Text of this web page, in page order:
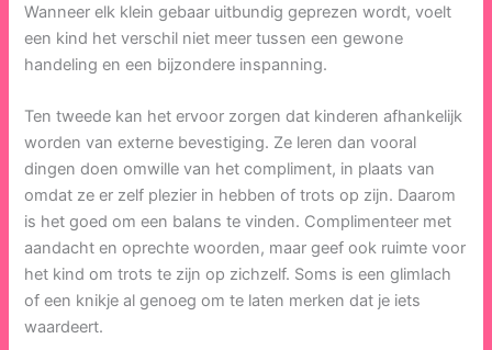
Wanneer elk klein gebaar uitbundig geprezen wordt, voelt
een kind het verschil niet meer tussen een gewone
handeling en een bijzondere inspanning.
Ten tweede kan het ervoor zorgen dat kinderen afhankelijk
worden van externe bevestiging. Ze leren dan vooral
dingen doen omwille van het compliment, in plaats van
omdat ze er zelf plezier in hebben of trots op zijn. Daarom
is het goed om een balans te vinden. Complimenteer met
aandacht en oprechte woorden, maar geef ook ruimte voor
het kind om trots te zijn op zichzelf. Soms is een glimlach
of een knikje al genoeg om te laten merken dat je iets
waardeert.